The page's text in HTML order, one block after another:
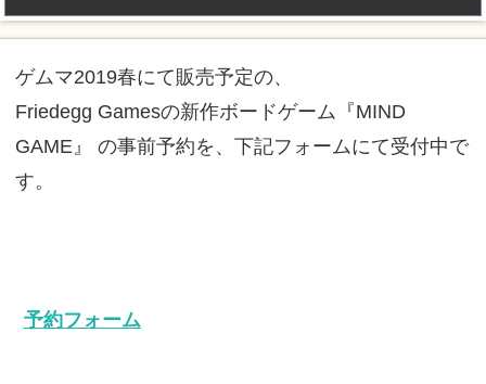
ゲムマ2019春にて販売予定の、
Friedegg Gamesの新作ボードゲーム『MIND
GAME』 の事前予約を、下記フォームにて受付中で
す。
予約フォーム